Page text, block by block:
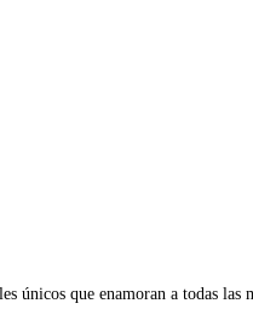
únicos que enamoran a todas las